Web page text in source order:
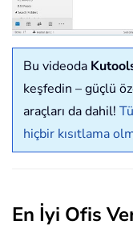
Bu videoda
keşfedin – güçlü
araçları da dahil!
hiçbir kısıtlama
En İyi Ofis